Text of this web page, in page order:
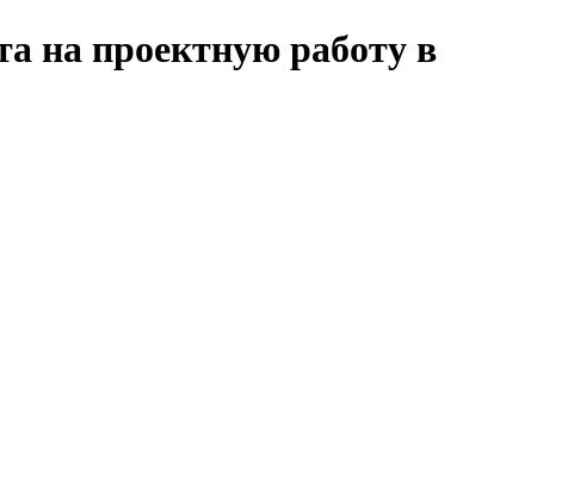
на проектную работу в